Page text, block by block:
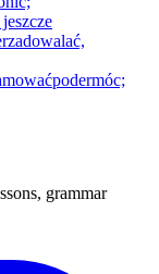
zadowalać,
podermóc;
grammar